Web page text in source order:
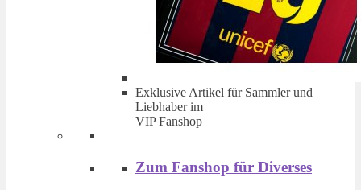
Exklusive Artikel für Sammler und
Liebhaber im
VIP Fanshop
Zum Fanshop für Diverses